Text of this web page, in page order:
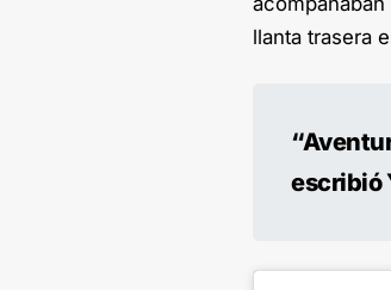
llanta trasera
escribió